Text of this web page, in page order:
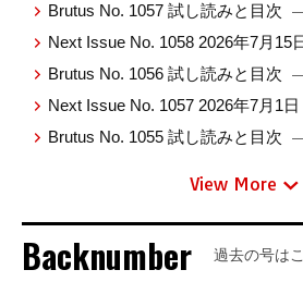
Brutus No. 1057 試し読みと目次
Next Issue No. 1058 2026年7月15
Brutus No. 1056 試し読みと目次
Next Issue No. 1057 2026年7月1日
Brutus No. 1055 試し読みと目次
View More
Backnumber 過去の号は